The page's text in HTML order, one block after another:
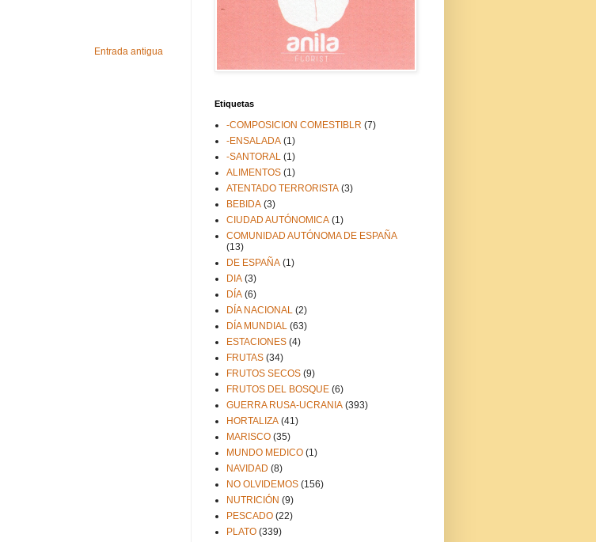
Entrada antigua
Etiquetas
-COMPOSICION COMESTIBLR (7)
-ENSALADA (1)
-SANTORAL (1)
ALIMENTOS (1)
ATENTADO TERRORISTA (3)
BEBIDA (3)
CIUDAD AUTÓNOMICA (1)
COMUNIDAD AUTÓNOMA DE ESPAÑA
(13)
DE ESPAÑA (1)
DIA (3)
DÍA (6)
DÍA NACIONAL (2)
DÍA MUNDIAL (63)
ESTACIONES (4)
FRUTAS (34)
FRUTOS SECOS (9)
FRUTOS DEL BOSQUE (6)
GUERRA RUSA-UCRANIA (393)
HORTALIZA (41)
MARISCO (35)
MUNDO MEDICO (1)
NAVIDAD (8)
NO OLVIDEMOS (156)
NUTRICIÓN (9)
PESCADO (22)
PLATO (339)